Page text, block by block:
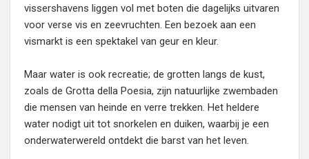
vissershavens liggen vol met boten die dagelijks uitvaren
voor verse vis en zeevruchten. Een bezoek aan een
vismarkt is een spektakel van geur en kleur.
Maar water is ook recreatie; de grotten langs de kust,
zoals de Grotta della Poesia, zijn natuurlijke zwembaden
die mensen van heinde en verre trekken. Het heldere
water nodigt uit tot snorkelen en duiken, waarbij je een
onderwaterwereld ontdekt die barst van het leven.